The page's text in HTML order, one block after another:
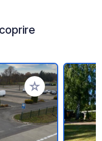
Aggiungi ai tuoi